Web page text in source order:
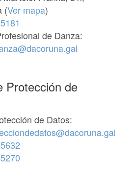
(Ver mapa)
de Danza:
Protección de
de Datos: